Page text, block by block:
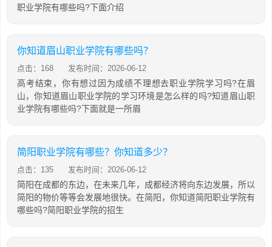
职业学院有哪些吗?下面介绍
你知道眉山职业学院有哪些吗？
点击：168 发布时间：2026-06-12
高考结束，你有想过因为成绩不理想去职业学院学习吗?在眉
山，你知道眉山职业学院的学习环境是怎么样的吗?知道眉山职
业学院有哪些吗?下面就是一所眉
简阳职业学院有哪些？你知道多少？
点击：135 发布时间：2026-06-12
简阳在成都的东边，在未来几年，成都经济将向东边发展，所以
简阳的物价等等会发展地很快。在简阳，你知道简阳职业学院有
哪些吗?简阳职业学院的招生